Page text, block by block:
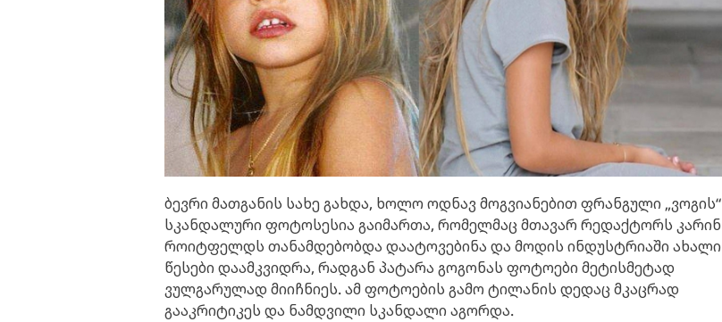
ბევრი მათგანის სახე გახდა, ხოლო ოდნავ მოგვიანებით ფრანგული „ვოგის“
სკანდალური ფოტოსესია გაიმართა, რომელმაც მთავარ რედაქტორს კარინ
როიტფელდს თანამდებობდა დაატოვებინა და მოდის ინდუსტრიაში ახალი
წესები დაამკვიდრა, რადგან პატარა გოგონას ფოტოები მეტისმეტად
ვულგარულად მიიჩნიეს. ამ ფოტოების გამო ტილანის დედაც მკაცრად
გააკრიტიკეს და ნამდვილი სკანდალი აგორდა.